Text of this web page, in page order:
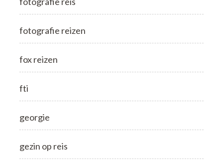
fotografie reizen
fox reizen
fti
georgie
gezin op reis